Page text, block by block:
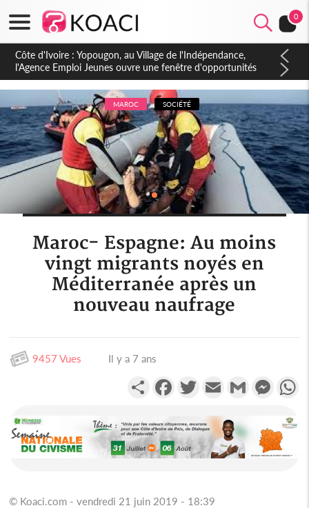
0
Côte d'Ivoire : CHU de Treichville, après la fronde, les agents
contractuels obtiennent un accord avec la direction sur les
arriérés du SMIG 2023
MAROC SOCIÉTÉ
Maroc- Espagne: Au moins
vingt migrants noyés en
Méditerranée après un
nouveau naufrage
9457 Vues Il y a 7 ans
PartagerFacebookTwitterEmail Gmail
© Koaci.com - vendredi 21 juin 2019 - 18:39